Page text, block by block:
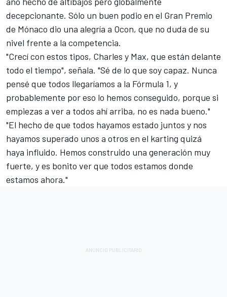
decepcionante. Sólo un buen podio en el Gran Premio
de Mónaco dio una alegría a Ocon, que no duda de su
nivel frente a la competencia.
"Crecí con estos tipos, Charles y Max, que están delante
todo el tiempo", señala. "Sé de lo que soy capaz. Nunca
pensé que todos llegaríamos a la Fórmula 1, y
probablemente por eso lo hemos conseguido, porque si
empiezas a ver a todos ahí arriba, no es nada bueno."
"El hecho de que todos hayamos estado juntos y nos
hayamos superado unos a otros en el karting quizá
haya influido. Hemos construido una generación muy
fuerte, y es bonito ver que todos estamos donde
estamos ahora."